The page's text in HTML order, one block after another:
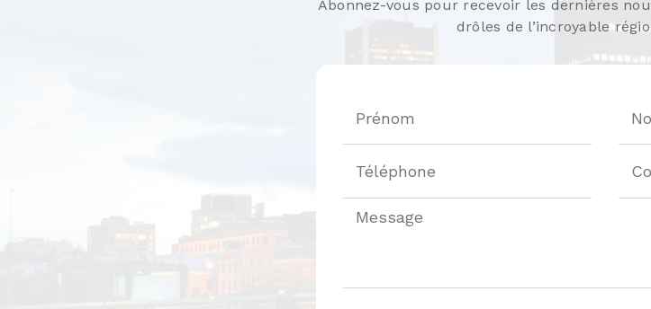
Abonnez-vous pour recevoir les dernières
drôles de l’incroyable